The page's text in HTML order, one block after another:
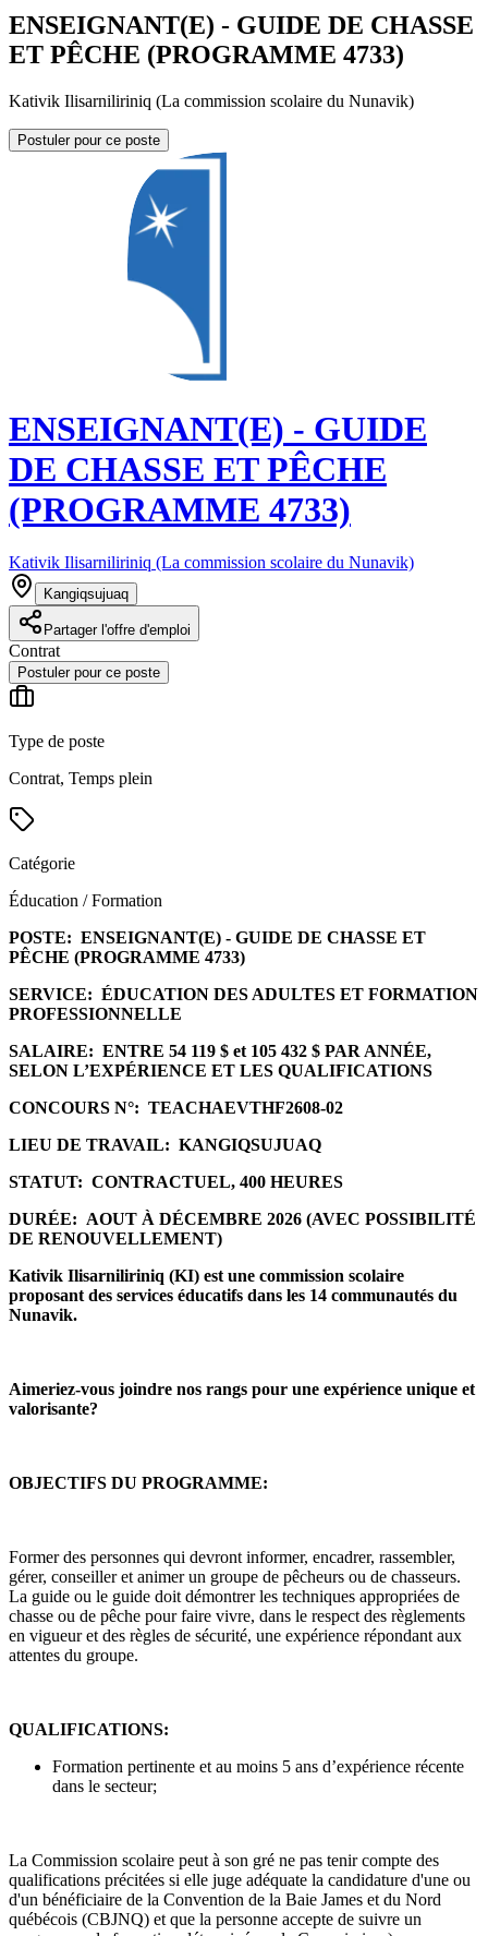
ENSEIGNANT(E) - GUIDE DE CHASSE
ET PÊCHE (PROGRAMME 4733)
Kativik Ilisarniliriniq (La commission scolaire du Nunavik)
Postuler pour ce poste
ENSEIGNANT(E) - GUIDE
DE CHASSE ET PÊCHE
(PROGRAMME 4733)
Kativik Ilisarniliriniq (La commission scolaire du Nunavik)
Kangiqsujuaq
Partager l'offre d'emploi
Contrat
Postuler pour ce poste
Type de poste
Contrat, Temps plein
Catégorie
Éducation / Formation
POSTE: ENSEIGNANT(E) - GUIDE DE CHASSE ET
PÊCHE (PROGRAMME 4733)
SERVICE: ÉDUCATION DES ADULTES ET FORMATION
PROFESSIONNELLE
SALAIRE: ENTRE 54 119 $ et 105 432 $ PAR ANNÉE,
SELON L’EXPÉRIENCE ET LES QUALIFICATIONS
CONCOURS N°: TEACHAEVTHF2608-02
LIEU DE TRAVAIL: KANGIQSUJUAQ
STATUT: CONTRACTUEL, 400 HEURES
DURÉE: AOUT À DÉCEMBRE 2026 (AVEC POSSIBILITÉ
DE RENOUVELLEMENT)
Kativik Ilisarniliriniq (KI) est une commission scolaire
proposant des services éducatifs dans les 14 communautés du
Nunavik.
Aimeriez-vous joindre nos rangs pour une expérience unique et
valorisante?
OBJECTIFS DU PROGRAMME:
Former des personnes qui devront informer, encadrer, rassembler,
gérer, conseiller et animer un groupe de pêcheurs ou de chasseurs.
La guide ou le guide doit démontrer les techniques appropriées de
chasse ou de pêche pour faire vivre, dans le respect des règlements
en vigueur et des règles de sécurité, une expérience répondant aux
attentes du groupe.
QUALIFICATIONS:
Formation pertinente et au moins 5 ans d’expérience récente
dans le secteur;
La Commission scolaire peut à son gré ne pas tenir compte des
qualifications précitées si elle juge adéquate la candidature d'une ou
d'un bénéficiaire de la Convention de la Baie James et du Nord
québécois (CBJNQ) et que la personne accepte de suivre un